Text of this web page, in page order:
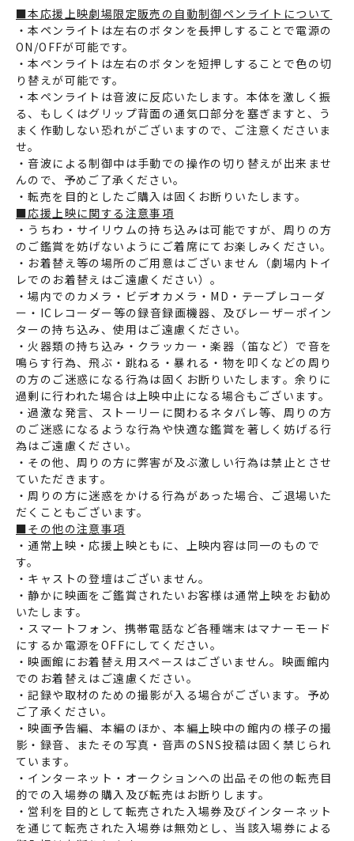
■本応援上映劇場限定販売の自動制御ペンライトについて
・本ペンライトは左右のボタンを長押しすることで電源の
ON/OFFが可能です。
・本ペンライトは左右のボタンを短押しすることで色の切
り替えが可能です。
・本ペンライトは音波に反応いたします。本体を激しく振
る、もしくはグリップ背面の通気口部分を塞ぎますと、う
まく作動しない恐れがございますので、ご注意くださいま
せ。
・音波による制御中は手動での操作の切り替えが出来ませ
んので、予めご了承ください。
・転売を目的としたご購入は固くお断りいたします。
■応援上映に関する注意事項
・うちわ・サイリウムの持ち込みは可能ですが、周りの方
のご鑑賞を妨げないようにご着席にてお楽しみください。
・お着替え等の場所のご用意はございません（劇場内トイ
レでのお着替えはご遠慮ください）。
・場内でのカメラ・ビデオカメラ・MD・テープレコーダ
ー・ICレコーダー等の録音録画機器、及びレーザーポイン
ターの持ち込み、使用はご遠慮ください。
・火器類の持ち込み・クラッカー・楽器（笛など）で音を
鳴らす行為、飛ぶ・跳ねる・暴れる・物を叩くなどの周り
の方のご迷惑になる行為は固くお断りいたします。余りに
過剰に行われた場合は上映中止になる場合もございます。
・過激な発言、ストーリーに関わるネタバレ等、周りの方
のご迷惑になるような行為や快適な鑑賞を著しく妨げる行
為はご遠慮ください。
・その他、周りの方に弊害が及ぶ激しい行為は禁止とさせ
ていただきます。
・周りの方に迷惑をかける行為があった場合、ご退場いた
だくこともございます。
■その他の注意事項
・通常上映・応援上映ともに、上映内容は同一のもので
す。
・キャストの登壇はございません。
・静かに映画をご鑑賞されたいお客様は通常上映をお勧め
いたします。
・スマートフォン、携帯電話など各種端末はマナーモード
にするか電源をOFFにしてください。
・映画館にお着替え用スペースはございません。映画館内
でのお着替えはご遠慮ください。
・記録や取材のための撮影が入る場合がございます。予め
ご了承ください。
・映画予告編、本編のほか、本編上映中の館内の様子の撮
影・録音、またその写真・音声のSNS投稿は固く禁じられ
ています。
・インターネット・オークションへの出品その他の転売目
的での入場券の購入及び転売はお断りします。
・営利を目的として転売された入場券及びインターネット
を通じて転売された入場券は無効とし、当該入場券による